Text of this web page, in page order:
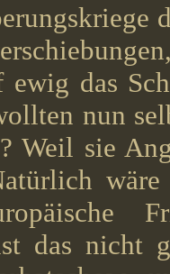
das
nun
Weil sie
das nicht